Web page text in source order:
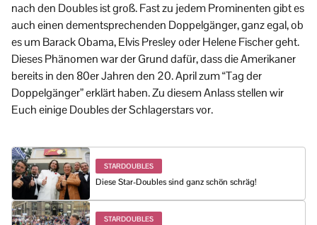
nach den Doubles ist groß. Fast zu jedem Prominenten gibt es
auch einen dementsprechenden Doppelgänger, ganz egal, ob
es um Barack Obama, Elvis Presley oder Helene Fischer geht.
Dieses Phänomen war der Grund dafür, dass die Amerikaner
bereits in den 80er Jahren den 20. April zum “Tag der
Doppelgänger” erklärt haben. Zu diesem Anlass stellen wir
Euch einige Doubles der Schlagerstars vor.
STARDOUBLES
Diese Star-Doubles sind ganz schön schräg!
STARDOUBLES